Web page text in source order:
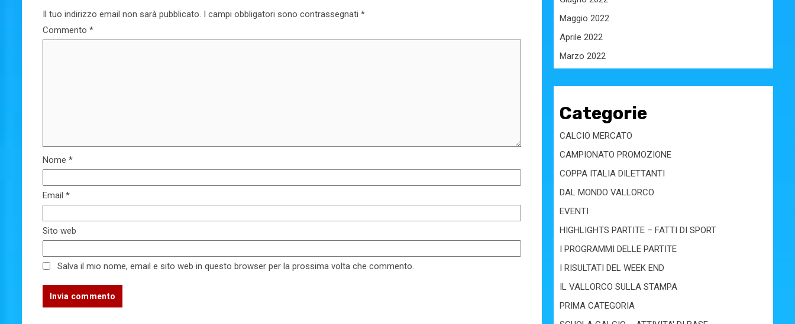
Il tuo indirizzo email non sarà pubblicato. I campi obbligatori sono contrassegnati *
Commento *
Nome *
Email *
Sito web
Salva il mio nome, email e sito web in questo browser per la prossima volta che commento.
Maggio 2022
Aprile 2022
Marzo 2022
Categorie
CALCIO MERCATO
CAMPIONATO PROMOZIONE
COPPA ITALIA DILETTANTI
DAL MONDO VALLORCO
EVENTI
HIGHLIGHTS PARTITE – FATTI DI SPORT
I PROGRAMMI DELLE PARTITE
I RISULTATI DEL WEEK END
IL VALLORCO SULLA STAMPA
PRIMA CATEGORIA